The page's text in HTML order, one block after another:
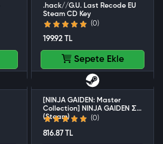
.hack//G.U. Last Recode EU
Steam CD Key
(0)
199.92 TL
Sepete Ekle
[NINJA GAIDEN: Master
Collection] NINJA GAIDEN Σ
(Steam)
(0)
816.87 TL